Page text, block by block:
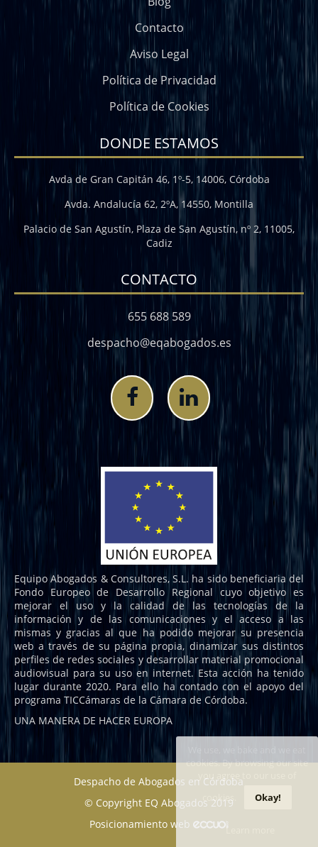
cookies. By browsing our site
you agree to our use of
cookies.
Okay!
Learn more
Contacto
Aviso Legal
Política de Privacidad
Política de Cookies
DONDE ESTAMOS
Avda de Gran Capitán 46, 1º-5, 14006, Córdoba
Avda. Andalucía 62, 2ºA, 14550, Montilla
Palacio de San Agustín, Plaza de San Agustín, nº 2, 11005,
Cadiz
CONTACTO
655 688 589
despacho@eqabogados.es
Equipo Abogados & Consultores, S.L. ha sido beneficiaria del
Fondo Europeo de Desarrollo Regional cuyo objetivo es
mejorar el uso y la calidad de las tecnologías de la
información y de las comunicaciones y el acceso a las
mismas y gracias al que ha podido mejorar su presencia
web a través de su página propia, dinamizar sus distintos
perfiles de redes sociales y desarrollar material promocional
audiovisual para su uso en internet. Esta acción ha tenido
lugar durante 2020. Para ello ha contado con el apoyo del
programa TICCámaras de la Cámara de Córdoba.
UNA MANERA DE HACER EUROPA
Despacho de Abogados en Córdoba
© Copyright EQ Abogados 2019
Posicionamiento web